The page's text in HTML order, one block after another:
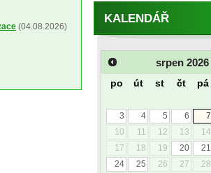
(04.08.2026)
KALENDÁŘ
srpen 2026
po út st čt pá
3
4 5 6 7
10
11 12 13 14
17
18 19 20 21
24
25 26 27 28